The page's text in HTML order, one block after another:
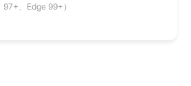
97+、Edge 99+）